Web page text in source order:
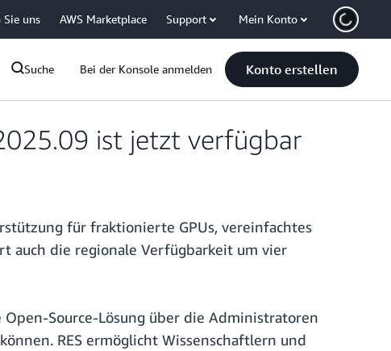
Sie uns AWS Marketplace Support Mein Konto
Suche Bei der Konsole anmelden Konto erstellen
ist jetzt verfügbar
für fraktionierte GPUs, vereinfachtes
auch die regionale Verfügbarkeit um vier
Source-Lösung über die Administratoren
RES ermöglicht Wissenschaftlern und